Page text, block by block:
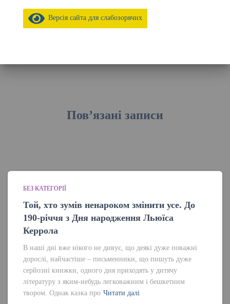
Версія сайта для слабозорячих
Пов’язані записи
БЕЗ КАТЕГОРІЇ
Той, хто зумів ненароком змінити усе. До
190-річчя з Дня народження Льюїса
Керрола
В наші дні вже нікого не дивує, що деякі дуже поважні
дорослі, найчастіше – письменники, що пишуть дуже
серйозні книжки, одного дня приходять у дитячу
літературу з яким-небудь легковажним і бешкетним
твором. Однак казка про Читати далі